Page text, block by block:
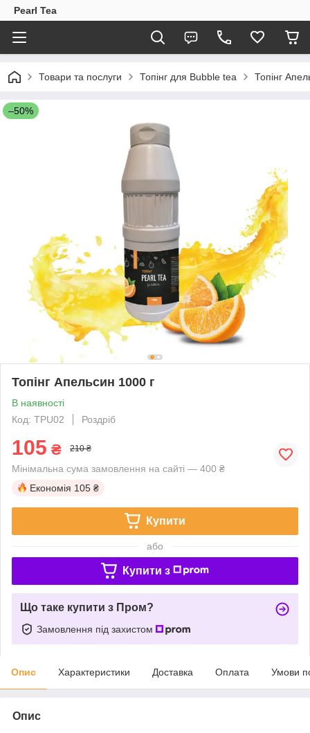
Pearl Tea
Товари та послуги Топінг для Bubble tea Топінг
–50%
Топінг Апельсин 1000 г
В наявності
Код: TPU02
Роздріб
105 ₴ 210 ₴
Мінімальна сума замовлення на сайті — 400 ₴
Економія 105 ₴
Купити
або
Купити з
Що таке купити з Пром?
Замовлення під захистом
Опис Характеристики Доставка Оплата Умови
Опис